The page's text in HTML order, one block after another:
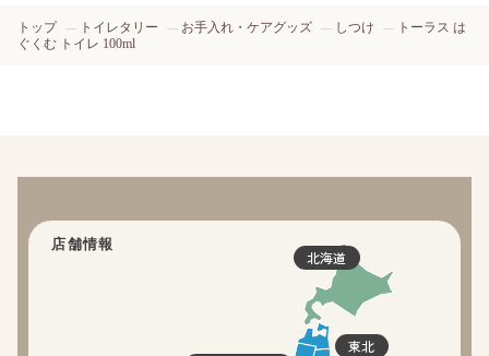
トップ トイレタリー お手入れ・ケアグッズ しつけ
トーラス は
ぐくむ トイレ 100ml
店舗情報
北海道
東北